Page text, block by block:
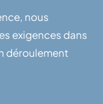
nous
exigences dans
déroulement